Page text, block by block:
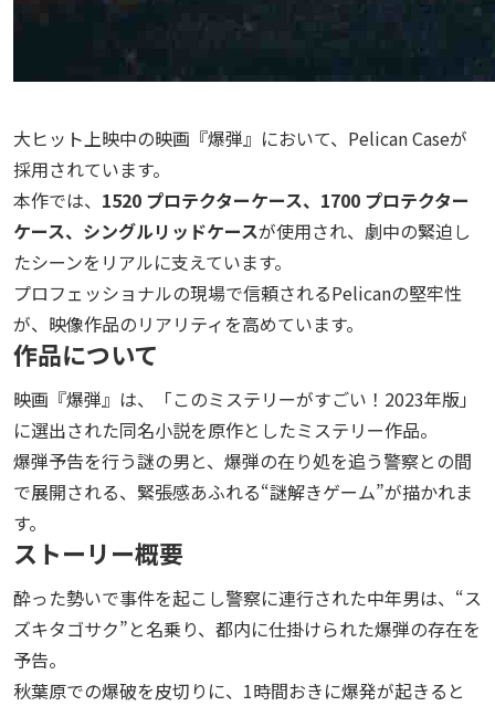
大ヒット上映中の映画『爆弾』において、Pelican Caseが
採用されています。
本作では、 1520 プロテクターケース、1700 プロテクター
ケース、シングルリッドケースが使用され、劇中の緊迫し
たシーンをリアルに支えています。
プロフェッショナルの現場で信頼されるPelicanの堅牢性
が、映像作品のリアリティを高めています。
作品について
映画『爆弾』は、「このミステリーがすごい！2023年版」
に選出された同名小説を原作としたミステリー作品。
爆弾予告を行う謎の男と、爆弾の在り処を追う警察との間
で展開される、緊張感あふれる“謎解きゲーム”が描かれま
す。
ストーリー概要
酔った勢いで事件を起こし警察に連行された中年男は、“ス
ズキタゴサク”と名乗り、都内に仕掛けられた爆弾の存在を
予告。
秋葉原での爆破を皮切りに、1時間おきに爆発が起きると